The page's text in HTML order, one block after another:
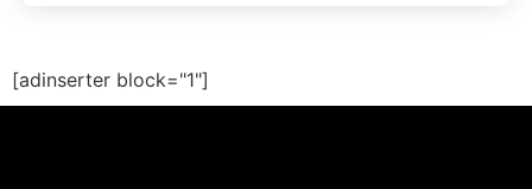
[adinserter block="1"]